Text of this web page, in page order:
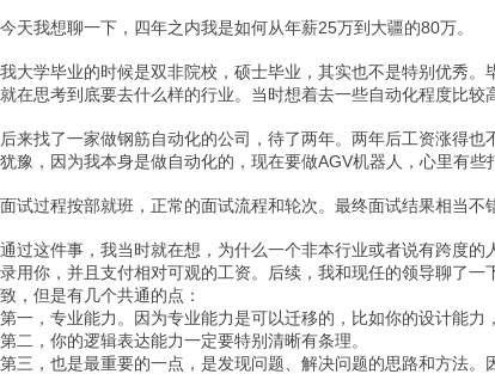
今天我想聊一下，四年之内我是如何从年薪25万到大疆的80万。
我大学毕业的时候是双非院校，硕士毕业，其实也不是特别优秀
就在思考到底要去什么样的行业。当时想着去一些自动化程度比较
后来找了一家做钢筋自动化的公司，待了两年。两年后工资涨得也
犹豫，因为我本身是做自动化的，现在要做AGV机器人，心里有
面试过程按部就班，正常的面试流程和轮次。最终面试结果相当
通过这件事，我当时就在想，为什么一个非本行业或者说有跨度
录用你，并且支付相对可观的工资。后续，我和现任的领导聊了
致，但是有几个共通的点：
第一，专业能力。因为专业能力是可以迁移的，比如你的设计能力
第二，你的逻辑表达能力一定要特别清晰有条理。
第三，也是最重要的一点，是发现问题、解决问题的思路和方法